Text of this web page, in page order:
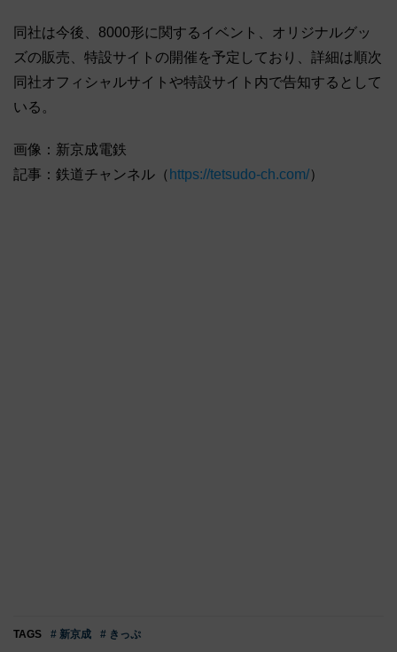
同社は今後、8000形に関するイベント、オリジナルグッ
ズの販売、特設サイトの開催を予定しており、詳細は順次
同社オフィシャルサイトや特設サイト内で告知するとして
いる。
画像：新京成電鉄
記事：鉄道チャンネル（ https://tetsudo-ch.com/）
TAGS # 新京成 # きっぷ